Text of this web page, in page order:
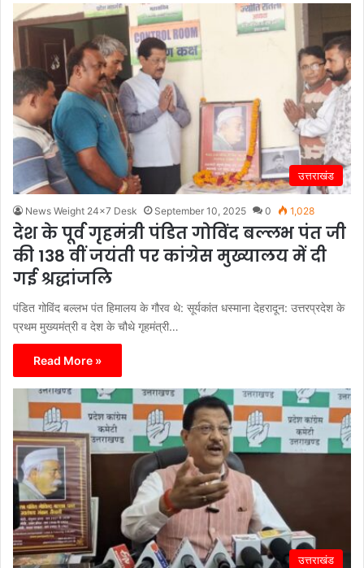
उत्तराखंड
News Weight 24x7 Desk September 10, 2025 0 1,028
देश के पूर्व गृहमंत्री पंडित गोविंद बल्लभ पंत जी
की 138 वीं जयंती पर कांग्रेस मुख्यालय में दी
गई श्रद्धांजलि
पंडित गोविंद बल्लभ पंत हिमालय के गौरव थे: सूर्यकांत धस्माना देहरादून: उत्तरप्रदेश के
प्रथम मुख्यमंत्री व देश के चौथे गृहमंत्री…
Read More »
उत्तराखंड